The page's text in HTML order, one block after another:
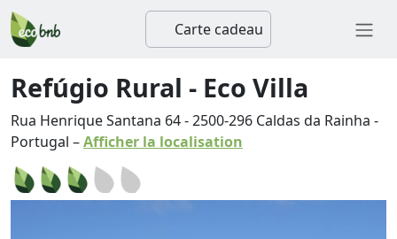
Carte cadeau
Refúgio Rural - Eco Villa
Rua Henrique Santana 64-2500-296 Caldas da Rainha -
Portugal –Afficher la localisation